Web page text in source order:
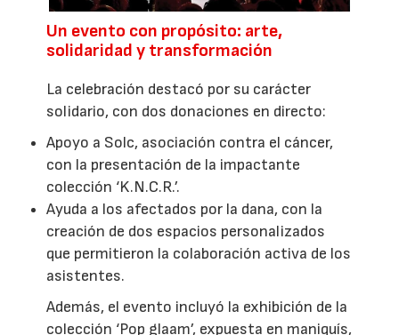
Un evento con propósito: arte,
solidaridad y transformación
La celebración destacó por su carácter
solidario, con dos donaciones en directo:
Apoyo a Solc, asociación contra el cáncer,
con la presentación de la impactante
colección ‘K.N.C.R.’.
Ayuda a los afectados por la dana, con la
creación de dos espacios personalizados
que permitieron la colaboración activa de los
asistentes.
Además, el evento incluyó la exhibición de la
colección ‘Pop glaam’, expuesta en maniquís,